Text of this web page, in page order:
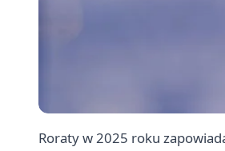
Roraty w 2025 roku